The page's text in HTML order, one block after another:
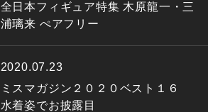
全日本フィギュア特集 木原龍一・三
浦璃来 ぺアフリー
2020.07.23
ミスマガジン２０２０ベスト１６
水着姿でお披露目